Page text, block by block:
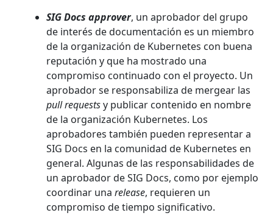
SIG Docs approver, un aprobador del grupo
de interés de documentación es un miembro
de la organización de Kubernetes con buena
reputación y que ha mostrado una
compromiso continuado con el proyecto. Un
aprobador se responsabiliza de mergear las
pull requestsy publicar contenido en nombre
de la organización Kubernetes. Los
aprobadores también pueden representar a
SIG Docs en la comunidad de Kubernetes en
general. Algunas de las responsabilidades de
un aprobador de SIG Docs, como por ejemplo
coordinar una release, requieren un
compromiso de tiempo significativo.